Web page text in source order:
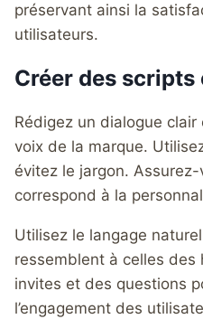
préservant ainsi la
utilisateurs.
Créer des scripts
Rédigez un dialogue
voix de la marque.
évitez le jargon.
correspond à la
Utilisez le langage
ressemblent à celles des
invites et des questions
l’engagement des